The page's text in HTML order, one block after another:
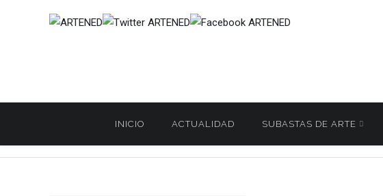
INICIO ACTUALIDAD SUBASTAS DE ARTE